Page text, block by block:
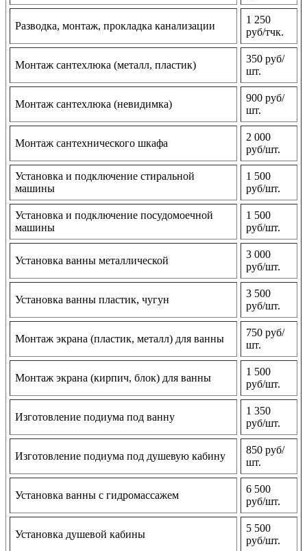
Разводка, монтаж, прокладка канализации
1 250
руб/тчк.
Монтаж сантехлюка (металл, пластик)
350 руб/
шт.
Монтаж сантехлюка (невидимка)
900 руб/
шт.
Монтаж сантехнического шкафа
2 000
руб/шт.
Установка и подключение стиральной
машины
1 500
руб/шт.
Установка и подключение посудомоечной
машины
1 500
руб/шт.
Установка ванны металлической
3 000
руб/шт.
Установка ванны пластик, чугун
3 500
руб/шт.
Монтаж экрана (пластик, металл) для ванны
750 руб/
шт.
Монтаж экрана (кирпич, блок) для ванны
1 500
руб/шт.
Изготовление подиума под ванну
1 350
руб/шт.
Изготовление подиума под душевую кабину
850 руб/
шт.
Установка ванны с гидромассажем
6 500
руб/шт.
Установка душевой кабины
5 500
руб/шт.